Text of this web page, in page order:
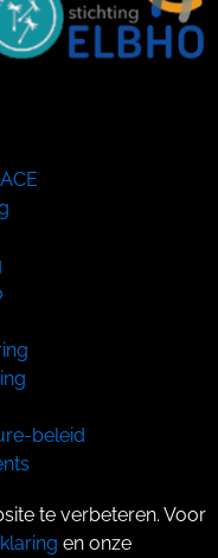
beleid
te verbeteren. Voor
en onze